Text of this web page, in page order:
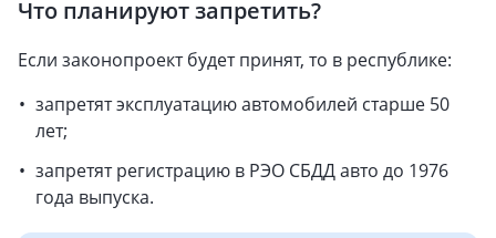
Что планируют запретить?
Если законопроект будет принят, то в республике:
запретят эксплуатацию автомобилей старше 50
лет;
запретят регистрацию в РЭО СБДД авто до 1976
года выпуска.